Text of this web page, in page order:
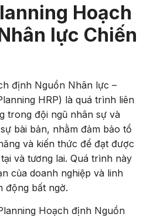
Hoạch
lực Chiến
định Nguồn Nhân lực –
HRP) là quá trình liên
trong đội ngũ nhân sự và
bài bản, nhằm đảm bảo tổ
và kiến thức để đạt được
và tương lai. Quá trình này
của doanh nghiệp và linh
động bất ngờ.
Hoạch định Nguồn